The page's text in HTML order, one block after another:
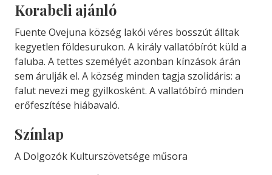
Korabeli ajánló
Fuente Ovejuna község lakói véres bosszút álltak
kegyetlen földesurukon. A király vallatóbírót küld a
faluba. A tettes személyét azonban kínzások árán
sem árulják el. A község minden tagja szolidáris: a
falut nevezi meg gyilkosként. A vallatóbíró minden
erőfeszítése hiábavaló.
Színlap
A Dolgozók Kulturszövetsége műsora